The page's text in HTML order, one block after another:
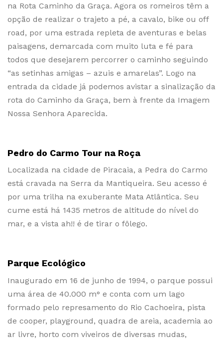
na Rota Caminho da Graça. Agora os romeiros têm a
opção de realizar o trajeto a pé, a cavalo, bike ou off
road, por uma estrada repleta de aventuras e belas
paisagens, demarcada com muito luta e fé para
todos que desejarem percorrer o caminho seguindo
“as setinhas amigas – azuis e amarelas”. Logo na
entrada da cidade já podemos avistar a sinalização da
rota do Caminho da Graça, bem à frente da Imagem
Nossa Senhora Aparecida.
Pedro do Carmo Tour na Roça
Localizada na cidade de Piracaia, a Pedra do Carmo
está cravada na Serra da Mantiqueira. Seu acesso é
por uma trilha na exuberante Mata Atlântica. Seu
cume está há 1435 metros de altitude do nível do
mar, e a vista ah!! é de tirar o fôlego.
Parque Ecológico
Inaugurado em 16 de junho de 1994, o parque possui
uma área de 40.000 m° e conta com um lago
formado pelo represamento do Rio Cachoeira, pista
de cooper, playground, quadra de areia, academia ao
ar livre, horto com viveiros de diversas mudas,